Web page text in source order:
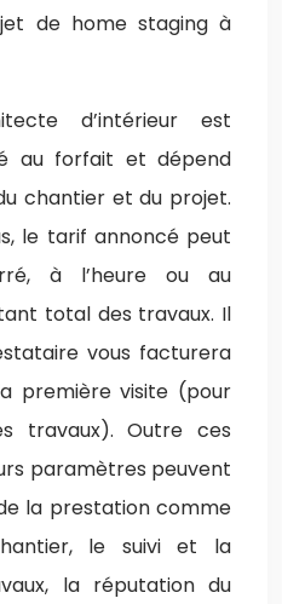
de home staging à
d’intérieur est
au forfait et dépend
chantier et du projet.
le tarif annoncé peut
à l’heure ou au
total des travaux. Il
vous facturera
première visite (pour
travaux). Outre ces
paramètres peuvent
la prestation comme
le suivi et la
la réputation du